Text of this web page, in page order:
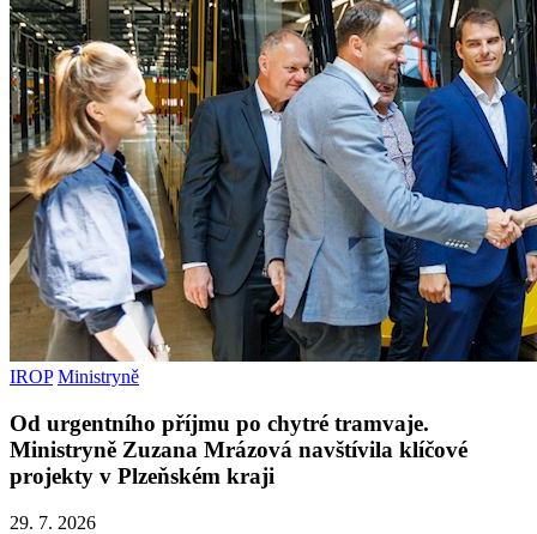
IROP Ministryně
Od urgentního příjmu po chytré tramvaje.
Ministryně Zuzana Mrázová navštívila klíčové
projekty v Plzeňském kraji
29. 7. 2026